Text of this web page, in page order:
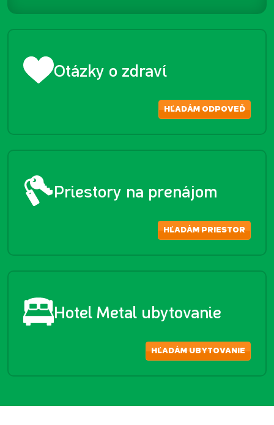
Otázky o zdraví
HĽADÁM ODPOVEĎ
Priestory na prenájom
HĽADÁM PRIESTOR
Hotel Metal ubytovanie
HĽADÁM UBYTOVANIE